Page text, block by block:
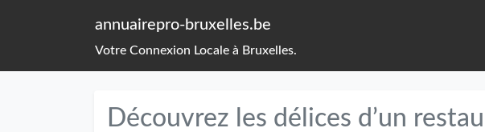
annuairepro-bruxelles.be
Votre Connexion Locale à Bruxelles.
Découvrez les délices d’un